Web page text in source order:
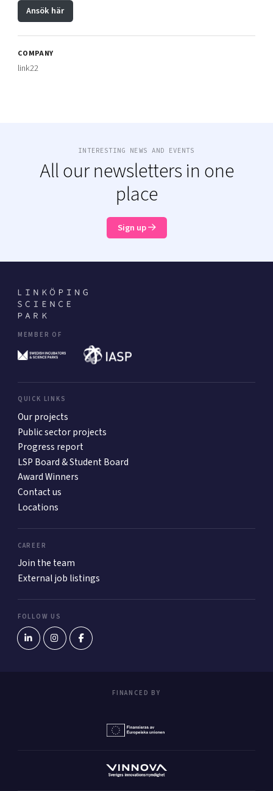
Ansök här
COMPANY
link22
INTERESTING NEWS AND EVENTS
All our newsletters in one
place
Sign up
MEMBER OF
QUICK LINKS
Our projects
Public sector projects
Progress report
LSP Board & Student Board
Award Winners
Contact us
Locations
CAREER
Join the team
External job listings
FOLLOW US
FINANCED BY